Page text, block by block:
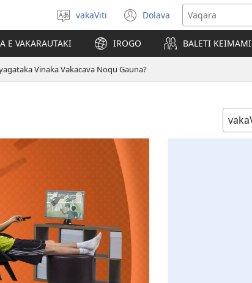
Digia
na
Vosa
vakaViti Dolava
(opens
new
window)
E VAKARAUTAKI IROGO BALETI KEIMAMI
Vinaka Vakacava Noqu Gauna?